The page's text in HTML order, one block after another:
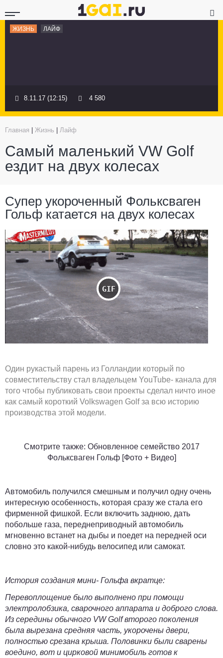
ЖИЗНЬ ЛАЙФ
8.11.17 (12:15) 4 580
Главная Жизнь Лайф
Самый маленький VW Golf
ездит на двух колесах
Супер укороченный Фольксваген
Гольф катается на двух колесах
Один рукастый парень из Голландии который по
совместительству стал владельцем YouTube- канала для
того чтобы публиковать свои проекты сделал ничто иное
как самый короткий Volkswagen Golf за всю историю
производства этой модели.
Смотрите также: Обновленное семейство 2017
Фольксваген Гольф [Фото + Видео]
Автомобиль получился смешным и получил одну очень
интересную особенность, которая сразу же стала его
фирменной фишкой. Если включить заднюю, дать
побольше газа, переднеприводный автомобиль
мгновенно встанет на дыбы и поедет на передней оси
словно это какой-нибудь велосипед или самокат.
История создания мини- Гольфа вкратце:
Перевоплощение было выполнено при помощи
электролобзика, сварочного аппарата и доброго слова.
Из середины обычного VW Golf второго поколения
была вырезана средняя часть, укорочены двери,
полностью срезана крыша. Половинки были сварены
воедино, вот и цирковой минимобиль готов к